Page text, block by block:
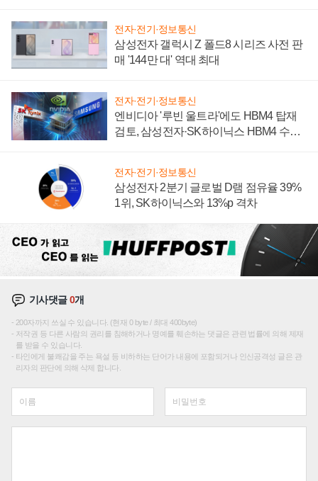
전자·전기·정보통신
삼성전자 갤럭시 Z 폴드8 시리즈 사전 판
매 '144만 대' 역대 최대
전자·전기·정보통신
엔비디아 '루빈 울트라'에도 HBM4 탑재
검토, 삼성전자·SK하이닉스 HBM4 수율
전자·전기·정보통신
삼성전자 2분기 글로벌 D램 점유율 39%
1위, SK하이닉스와 13%p 격차
기사댓글0개
200자까지 쓰실 수 있습니다. (현재 0 byte / 최대 400byte)
저작권 등 다른 사람의 권리를 침해하거나 명예를 훼손하는 댓글은 관련 법률에 의해 제재
를 받을 수 있습니다.
타인에게 불쾌감을 주는 욕설 등 비하하는 단어가 내용에 포함되거나 인신공격성 글은 관
리자의 판단에 의해 삭제 합니다.